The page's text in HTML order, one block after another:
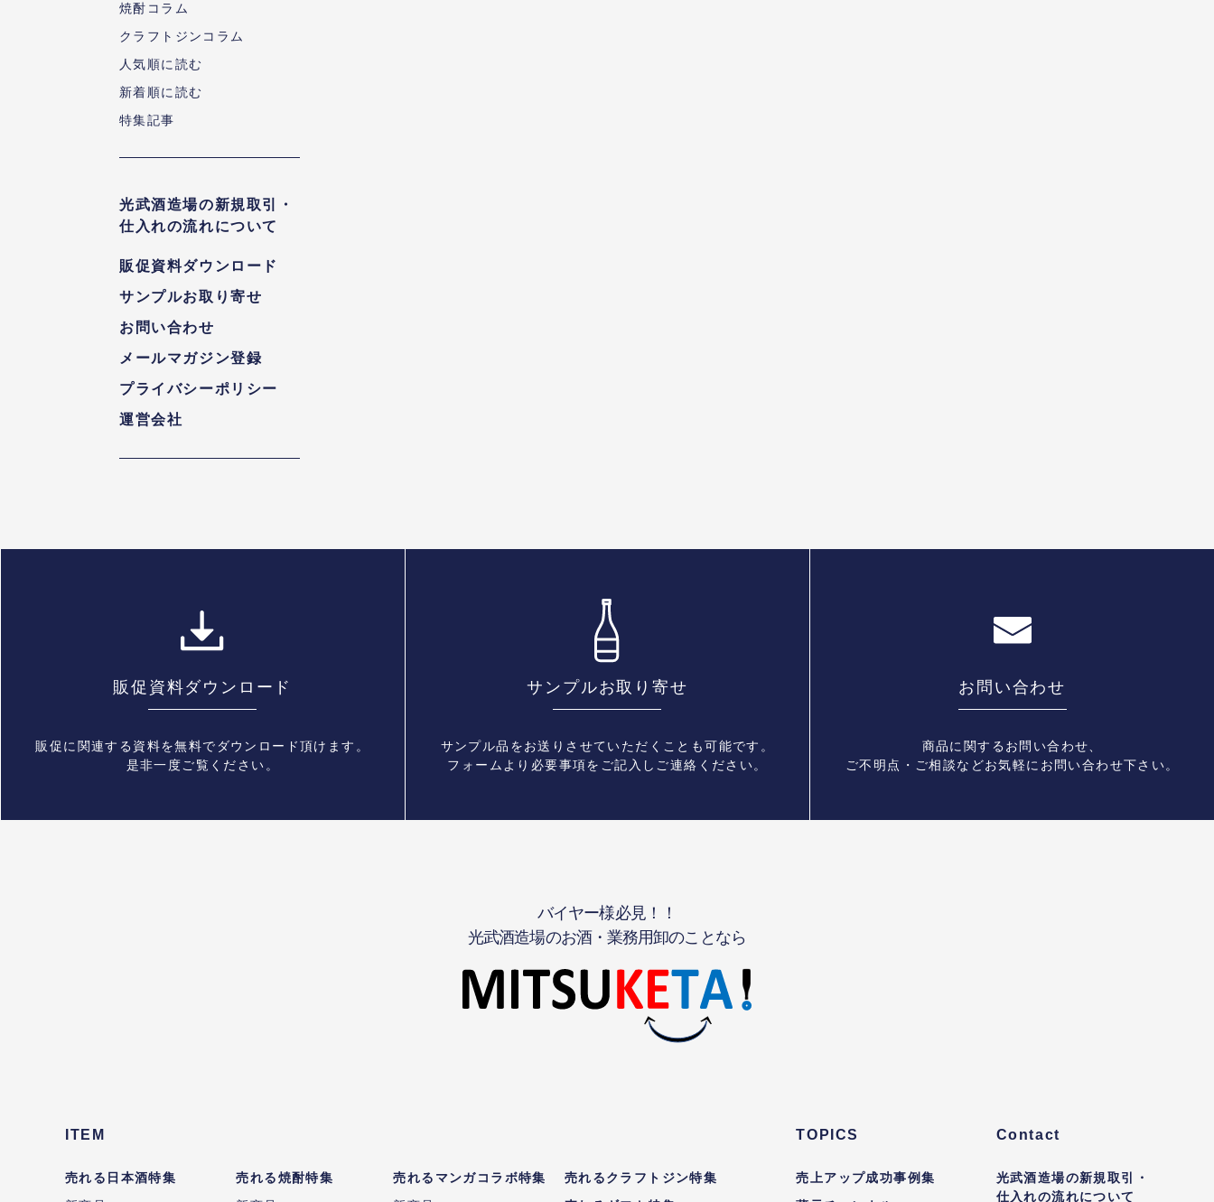
焼酎コラム
クラフトジンコラム
人気順に読む
新着順に読む
特集記事
光武酒造場の新規取引・
仕入れの流れについて
販促資料ダウンロード
サンプルお取り寄せ
お問い合わせ
メールマガジン登録
プライバシーポリシー
運営会社
販促資料ダウンロード
販促に関連する資料を無料でダウンロード頂けます。
是非一度ご覧ください。
サンプルお取り寄せ
サンプル品をお送りさせていただくことも可能です。
フォームより必要事項をご記入しご連絡ください。
お問い合わせ
商品に関するお問い合わせ、
ご不明点・ご相談などお気軽にお問い合わせ下さい。
バイヤー様必見！！
光武酒造場のお酒・業務用卸のことなら
ITEM
売れる日本酒特集
売れる焼酎特集
売れるマンガコラボ特集
売れるクラフトジン特集
TOPICS
売上アップ成功事例集
Contact
光武酒造場の新規取引・
仕入れの流れについて